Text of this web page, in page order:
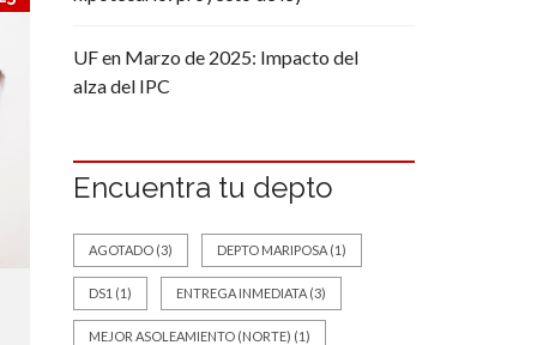
UF en Marzo de 2025: Impacto del
alza del IPC
Encuentra tu depto
AGOTADO (3) DEPTO MARIPOSA (1)
DS1 (1) ENTREGA INMEDIATA (3)
MEJOR ASOLEAMIENTO (NORTE) (1)